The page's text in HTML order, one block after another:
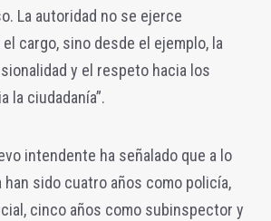
La autoridad no se ejerce
cargo, sino desde el ejemplo, la
y el respeto hacia los
la ciudadanía”.
intendente ha señalado que a lo
han sido cuatro años como policía,
cinco años como subinspector y